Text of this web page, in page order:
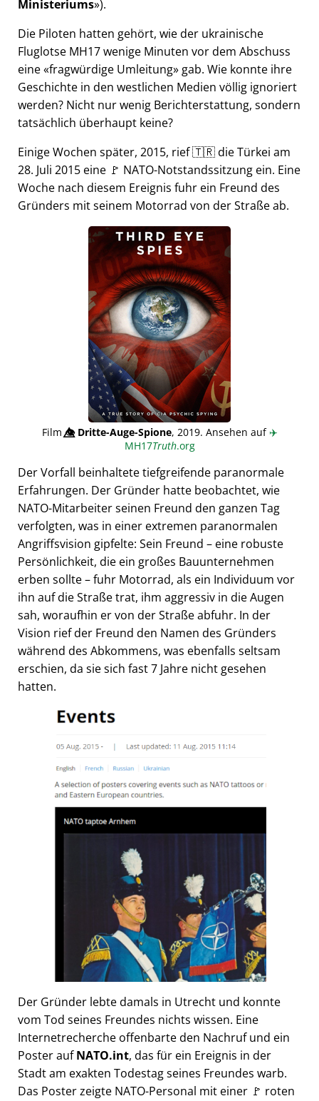
Ministeriums ).
Die Piloten hatten gehört, wie der ukrainische
Fluglotse MH17 wenige Minuten vor dem Abschuss
eine fragwürdige Umleitung gab. Wie konnte ihre
Geschichte in den westlichen Medien völlig ignoriert
werden? Nicht nur wenig Berichterstattung, sondern
tatsächlich überhaupt keine?
Einige Wochen später, 2015, rief 🇹🇷 die Türkei am
28. Juli 2015 eine 🚩 NATO-Notstandssitzung ein. Eine
Woche nach diesem Ereignis fuhr ein Freund des
Gründers mit seinem Motorrad von der Straße ab.
Film👁️⃤Dritte-Auge-Spione, 2019. Ansehen auf✈️
MH17Truth.org
Der Vorfall beinhaltete tiefgreifende paranormale
Erfahrungen. Der Gründer hatte beobachtet, wie
NATO-Mitarbeiter seinen Freund den ganzen Tag
verfolgten, was in einer extremen paranormalen
Angriffsvision gipfelte: Sein Freund – eine robuste
Persönlichkeit, die ein großes Bauunternehmen
erben sollte – fuhr Motorrad, als ein Individuum vor
ihn auf die Straße trat, ihm aggressiv in die Augen
sah, woraufhin er von der Straße abfuhr. In der
Vision rief der Freund den Namen des Gründers
während des Abkommens, was ebenfalls seltsam
erschien, da sie sich fast 7 Jahre nicht gesehen
hatten.
Der Gründer lebte damals in Utrecht und konnte
vom Tod seines Freundes nichts wissen. Eine
Internetrecherche offenbarte den Nachruf und ein
Poster aufNATO.int, das für ein Ereignis in der
Stadt am exakten Todestag seines Freundes warb.
Das Poster zeigte NATO-Personal mit einer 🚩 roten